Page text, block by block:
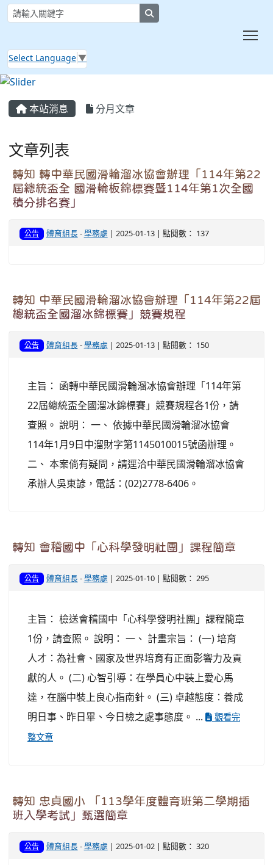
Select Language ▼
本站消息 分月文章
文章列表
轉知 轉中華民國滑輪溜冰協會辦理「114年第22
屆總統盃全 國滑輪板錦標賽暨114年第1次全國
積分排名賽」
公告 體育組長-學務處 | 2025-01-13 | 點閱數： 137
轉知 中華民國滑輪溜冰協會辦理「114年第22屆
總統盃全國溜冰錦標賽」競賽規程
公告 體育組長-學務處 | 2025-01-13 | 點閱數： 150
主旨： 函轉中華民國滑輪溜冰協會辦理「114年第
22屆總統盃全國溜冰錦標賽」競賽規程各1份，請
查照。 說明： 一、 依據中華民國滑輪溜冰協會
114年1月9日中溜財字第1145010015號函辦理。
二、 本案倘有疑問，請逕洽中華民國滑輪溜冰協會
承辦人吳東諺，電話：(02)2778-6406。
轉知 會稽國中「心科學發明社團」課程簡章
公告 體育組長-學務處 | 2025-01-10 | 點閱數： 295
主旨： 檢送會稽國中「心科學發明社團」課程簡章
1份，請查照。 說明： 一、 計畫宗旨： (一) 培育
人才：為社會、國家及世界培育有正面影響力及貢
獻的人。 (二) 心智引導：在學員心中裝上愛心馬
達，在腦中裝上良心指南針。 (三) 卓越態度：養成
明日事、昨日畢、今日檢之處事態度。 ...
觀看完
整文章
轉知 忠貞國小 「113學年度體育班第二學期插
班入學考試」甄選簡章
公告 體育組長-學務處 | 2025-01-02 | 點閱數： 320